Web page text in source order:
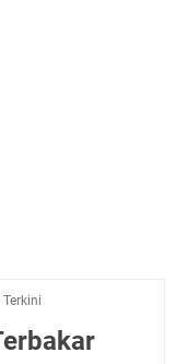
Terkini